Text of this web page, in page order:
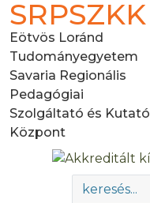
SRPSZKK
Eötvös Loránd
Tudományegyetem
Savaria Regionális
Pedagógiai
Szolgáltató és Kutató
Központ